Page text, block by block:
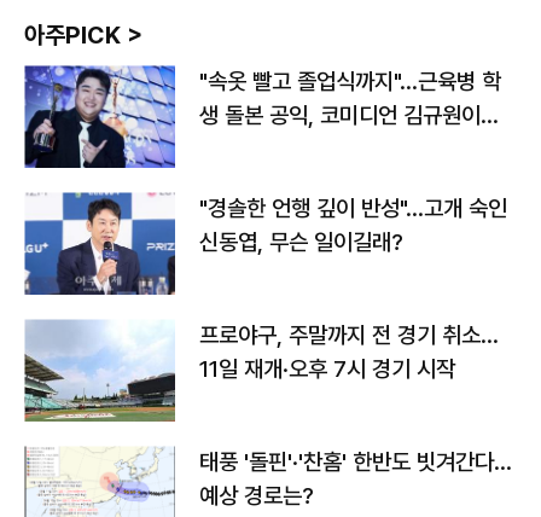
아주PICK >
"속옷 빨고 졸업식까지"…근육병 학
생 돌본 공익, 코미디언 김규원이었
"경솔한 언행 깊이 반성"…고개 숙인
신동엽, 무슨 일이길래?
프로야구, 주말까지 전 경기 취소…
11일 재개·오후 7시 경기 시작
태풍 '돌핀'·'찬홈' 한반도 빗겨간다…
예상 경로는?